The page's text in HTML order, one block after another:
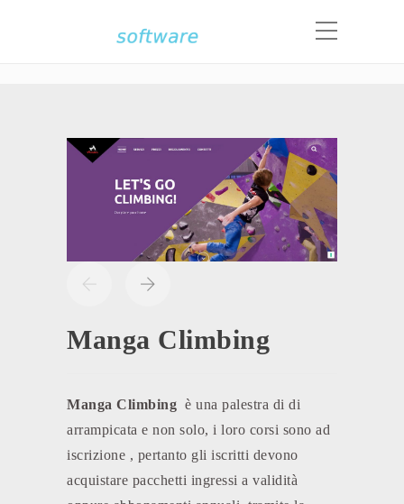
Portfolio
Manga Climbing
Manga Climbing è una palestra di di
arrampicata e non solo, i loro corsi sono ad
iscrizione , pertanto gli iscritti devono
acquistare pacchetti ingressi a validità